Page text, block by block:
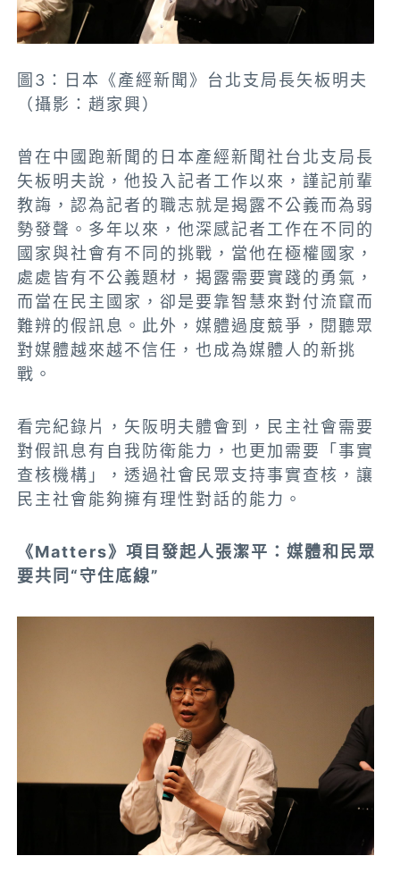
圖3：日本《產經新聞》台北支局長矢板明夫
（攝影：趙家興）
曾在中國跑新聞的日本產經新聞社台北支局長
矢板明夫說，他投入記者工作以來，謹記前輩
教誨，認為記者的職志就是揭露不公義而為弱
勢發聲。多年以來，他深感記者工作在不同的
國家與社會有不同的挑戰，當他在極權國家，
處處皆有不公義題材，揭露需要實踐的勇氣，
而當在民主國家，卻是要靠智慧來對付流竄而
難辨的假訊息。此外，媒體過度競爭，閱聽眾
對媒體越來越不信任，也成為媒體人的新挑
戰。
看完紀錄片，矢阪明夫體會到，民主社會需要
對假訊息有自我防衛能力，也更加需要「事實
查核機構」，透過社會民眾支持事實查核，讓
民主社會能夠擁有理性對話的能力。
《Matters》項目發起人張潔平：媒體和民眾
要共同“守住底線”